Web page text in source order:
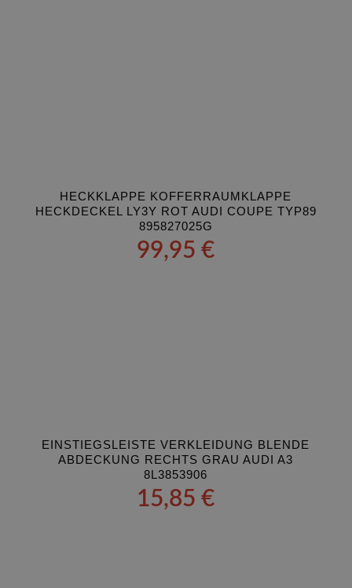
HECKKLAPPE KOFFERRAUMKLAPPE
HECKDECKEL LY3Y ROT AUDI COUPE TYP89
895827025G
99,95€
EINSTIEGSLEISTE VERKLEIDUNG BLENDE
ABDECKUNG RECHTS GRAU AUDI A3
8L3853906
15,85€